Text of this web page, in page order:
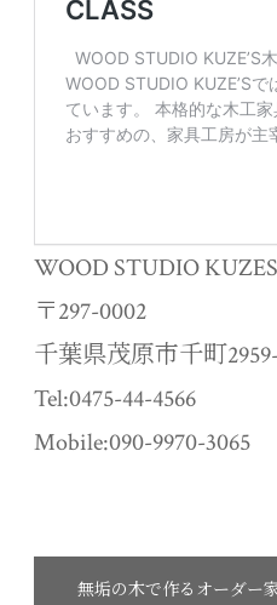
WOOD STUDIO KUZES
〒297-0002
千葉県茂原市千町
Tel:0475-44-4566
Mobile:090-9970-3065
無垢の木で作るオーダー